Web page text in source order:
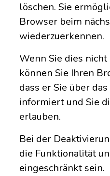
löschen. Sie
Browser beim
wiederzuerkennen.
Wenn Sie dies nicht
können Sie Ihren
dass er Sie über
informiert und Sie
erlauben.
Bei der
die Funktionalität
eingeschränkt sein.